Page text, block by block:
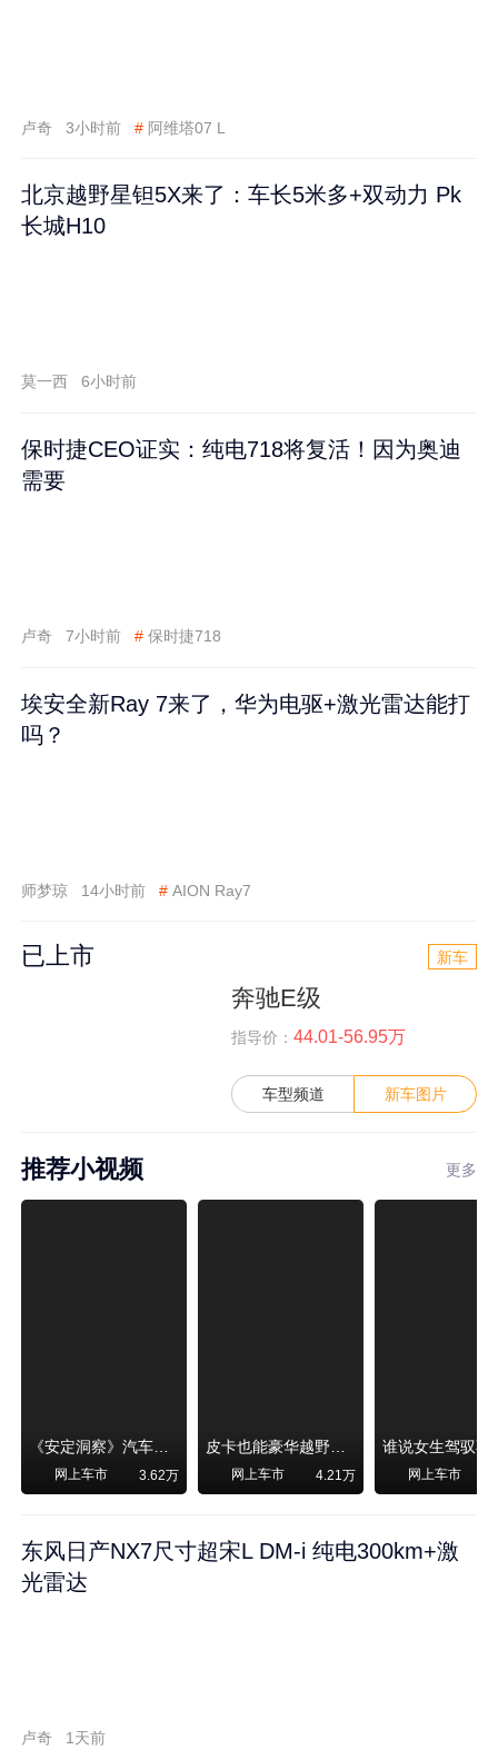
卢奇 3小时前 # 阿维塔07 L
北京越野星钽5X来了：车长5米多+双动力 Pk
长城H10
莫一西 6小时前
保时捷CEO证实：纯电718将复活！因为奥迪
需要
卢奇 7小时前 # 保时捷718
埃安全新Ray 7来了，华为电驱+激光雷达能打
吗？
师梦琼 14小时前 # AION Ray7
已上市 新车
奔驰E级
指导价： 44.01-56.95万
车型频道 新车图片
推荐小视频 更多
《安定洞察》汽车烧不烧油，和石油安全无关！
网上车市 3.62万
皮卡也能豪华越野！纵横F700上市，限时卖29.99万起
网上车市 4.21万 网上车市
东风日产NX7尺寸超宋L DM-i 纯电300km+激
光雷达
卢奇 1天前